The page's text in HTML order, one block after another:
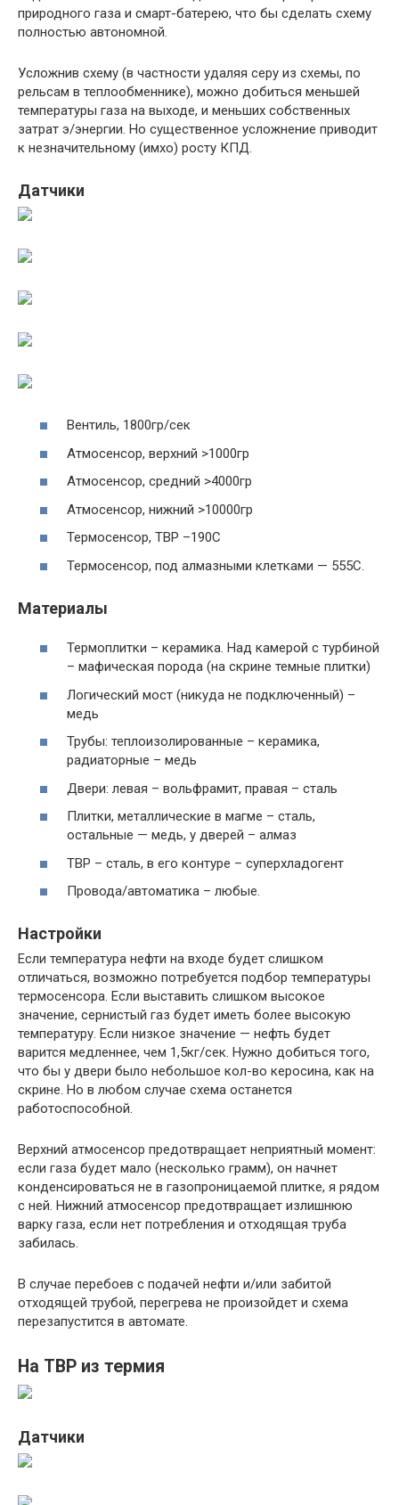
природного газа и смарт-батерею, что бы сделать схему
полностью автономной.
Усложнив схему (в частности удаляя серу из схемы, по
рельсам в теплообменнике), можно добиться меньшей
температуры газа на выходе, и меньших собственных
затрат э/энергии. Но существенное усложнение приводит
к незначительному (имхо) росту КПД.
Датчики
Вентиль, 1800гр/сек
Атмосенсор, верхний >1000гр
Атмосенсор, средний >4000гр
Атмосенсор, нижний >10000гр
Термосенсор, ТВР –190С
Термосенсор, под алмазными клетками — 555С.
Материалы
Термоплитки – керамика. Над камерой с турбиной
– мафическая порода (на скрине темные плитки)
Логический мост (никуда не подключенный) –
медь
Трубы: теплоизолированные – керамика,
радиаторные – медь
Двери: левая – вольфрамит, правая – сталь
Плитки, металлические в магме – сталь,
остальные — медь, у дверей – алмаз
ТВР – сталь, в его контуре – суперхладогент
Провода/автоматика – любые.
Настройки
Если температура нефти на входе будет слишком
отличаться, возможно потребуется подбор температуры
термосенсора. Если выставить слишком высокое
значение, сернистый газ будет иметь более высокую
температуру. Если низкое значение — нефть будет
варится медленнее, чем 1,5кг/сек. Нужно добиться того,
что бы у двери было небольшое кол-во керосина, как на
скрине. Но в любом случае схема останется
работоспособной.
Верхний атмосенсор предотвращает неприятный момент:
если газа будет мало (несколько грамм), он начнет
конденсироваться не в газопроницаемой плитке, я рядом
с ней. Нижний атмосенсор предотвращает излишнюю
варку газа, если нет потребления и отходящая труба
забилась.
В случае перебоев с подачей нефти и/или забитой
отходящей трубой, перегрева не произойдет и схема
перезапустится в автомате.
На ТВР из термия
Датчики